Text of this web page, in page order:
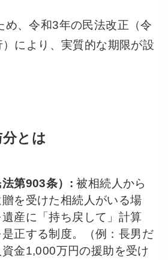
め、令和3年の民法改正（令
により、実質的な期限が設
とは
第903条）: 被相続人から
を受けた相続人がいる場
産に「持ち戻して」計算
是正する制度。（例：長男だ
金1,000万円の援助を受け